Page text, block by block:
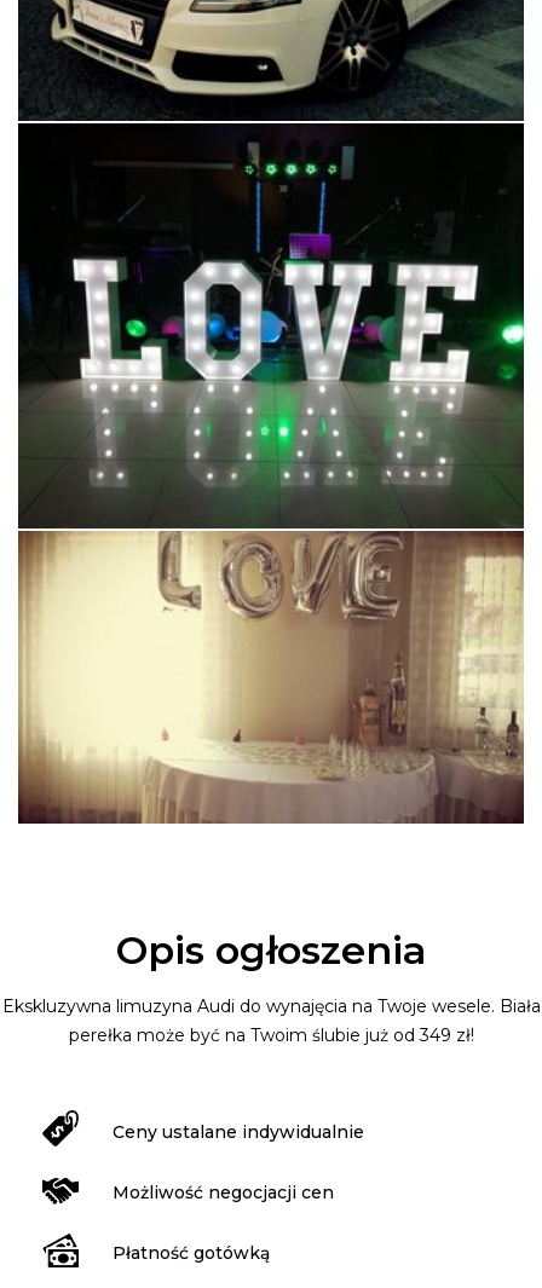
Opis ogłoszenia
Ekskluzywna limuzyna Audi do wynajęcia na Twoje wesele. Biała
perełka może być na Twoim ślubie już od 349 zł!
Ceny ustalane indywidualnie
Możliwość negocjacji cen
Płatność gotówką